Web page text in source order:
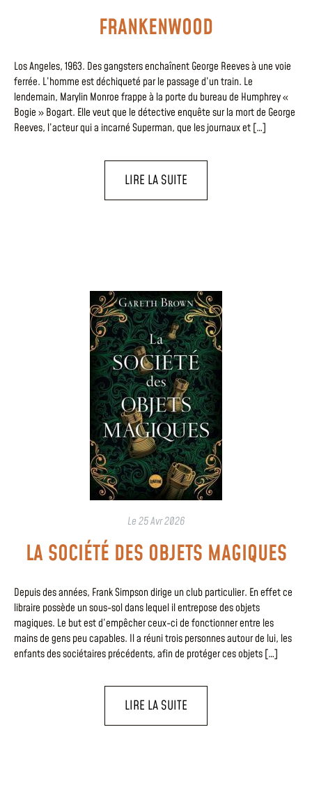
FRANKENWOOD
Los Angeles, 1963. Des gangsters enchaînent George Reeves à une voie
ferrée. L’homme est déchiqueté par le passage d’un train. Le
lendemain, Marylin Monroe frappe à la porte du bureau de Humphrey «
Bogie » Bogart. Elle veut que le détective enquête sur la mort de George
Reeves, l’acteur qui a incarné Superman, que les journaux et […]
LIRE LA SUITE
Le25 Avr 2026
LA SOCIÉTÉ DES OBJETS MAGIQUES
Depuis des années, Frank Simpson dirige un club particulier. En effet ce
libraire possède un sous-sol dans lequel il entrepose des objets
magiques. Le but est d’empêcher ceux-ci de fonctionner entre les
mains de gens peu capables. Il a réuni trois personnes autour de lui, les
enfants des sociétaires précédents, afin de protéger ces objets […]
LIRE LA SUITE